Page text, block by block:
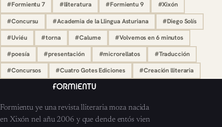
#Formientu 7 #lliteratura #Formientu 9 #Xixón
#Concursu #Academia de la Llingua Asturiana #Diego Solís
#Uviéu #torna #Calume #Volvemos en 6 minutos
#poesía #presentación #microrellatos #Traducción
#Concursos #Cuatro Gotes Ediciones #Creación lliteraria
Formientu ye una revista lliteraria moza nacida
en Xixón nel añu 2006 y que dende entós vien